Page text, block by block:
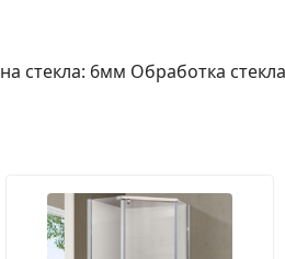
стекла: 6мм Обработка